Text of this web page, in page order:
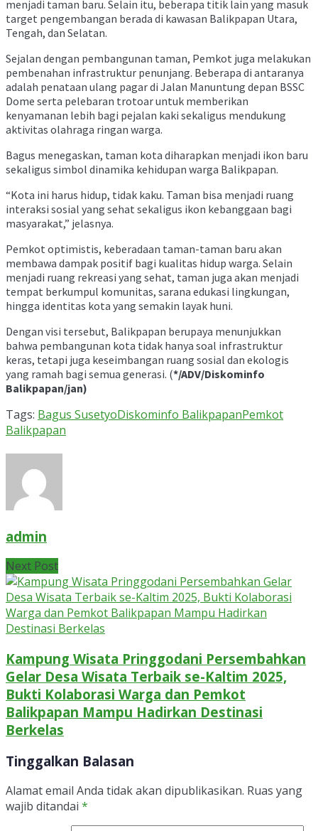
menjadi taman baru. Selain itu, beberapa titik lain yang masuk
target pengembangan berada di kawasan Balikpapan Utara,
Tengah, dan Selatan.
Sejalan dengan pembangunan taman, Pemkot juga melakukan
pembenahan infrastruktur penunjang. Beberapa di antaranya
adalah penataan ulang pagar di Jalan Manuntung depan BSSC
Dome serta pelebaran trotoar untuk memberikan
kenyamanan lebih bagi pejalan kaki sekaligus mendukung
aktivitas olahraga ringan warga.
Bagus menegaskan, taman kota diharapkan menjadi ikon baru
sekaligus simbol dinamika kehidupan warga Balikpapan.
“Kota ini harus hidup, tidak kaku. Taman bisa menjadi ruang
interaksi sosial yang sehat sekaligus ikon kebanggaan bagi
masyarakat,” jelasnya.
Pemkot optimistis, keberadaan taman-taman baru akan
membawa dampak positif bagi kualitas hidup warga. Selain
menjadi ruang rekreasi yang sehat, taman juga akan menjadi
tempat berkumpul komunitas, sarana edukasi lingkungan,
hingga identitas kota yang semakin layak huni.
Dengan visi tersebut, Balikpapan berupaya menunjukkan
bahwa pembangunan kota tidak hanya soal infrastruktur
keras, tetapi juga keseimbangan ruang sosial dan ekologis
yang ramah bagi semua generasi. (*/ADV/Diskominfo
Balikpapan/jan)
Tags: Bagus SusetyoDiskominfo BalikpapanPemkot
Balikpapan
admin
Next Post
Kampung Wisata Pringgodani Persembahkan
Gelar Desa Wisata Terbaik se-Kaltim 2025,
Bukti Kolaborasi Warga dan Pemkot
Balikpapan Mampu Hadirkan Destinasi
Berkelas
Tinggalkan Balasan
Alamat email Anda tidak akan dipublikasikan. Ruas yang
wajib ditandai *